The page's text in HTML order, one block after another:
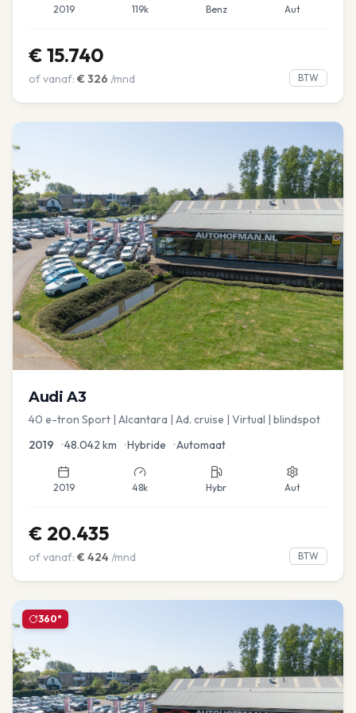
2019 119k Benz Aut
€ 15.740
of vanaf: € 326 /mnd BTW
Audi A3
40 e-tron Sport | Alcantara | Ad. cruise | Virtual | blindspot
2019 •48.042 km •Hybride •Automaat
2019 48k Hybr Aut
€ 20.435
of vanaf: € 424 /mnd BTW
360°